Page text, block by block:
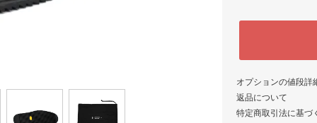
オプションの値段詳
返品について
特定商取引法に基づ